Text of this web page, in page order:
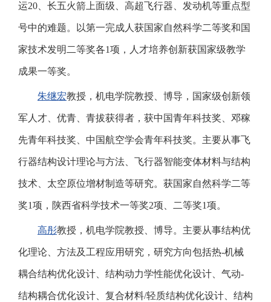
运20、长五火箭上面级、高超飞行器、发动机等重点型
号中的难题。以第一完成人获国家自然科学二等奖和国
家技术发明二等奖各1项，人才培养创新获国家级教学
成果一等奖。
朱继宏教授，机电学院教授、博导，国家级创新领
军人才、优青、青拔获得者，获中国青年科技奖、邓稼
先青年科技奖、中国航空学会青年科技奖。主要从事飞
行器结构设计理论与方法、飞行器智能变体材料与结构
技术、太空原位增材制造等研究。获国家自然科学二等
奖1项，陕西省科学技术一等奖2项、二等奖1项。
高彤教授，机电学院教授、博导。主要从事结构优
化理论、方法及工程应用研究，研究方向包括热-机械
耦合结构优化设计、结构动力学性能优化设计、气动-
结构耦合优化设计、复合材料/轻质结构优化设计、结构